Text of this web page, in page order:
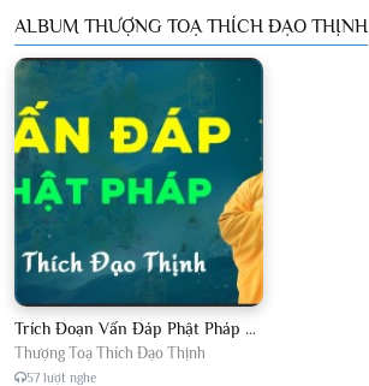
ALBUM THƯỢNG TOẠ THÍCH ĐẠO THỊNH
Trích Đoạn Vấn Đáp Phật Pháp 2026
Thượng Toạ Thích Đạo Thịnh
57 lượt nghe